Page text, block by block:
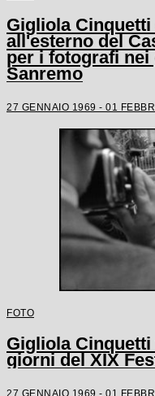
Gigliola
all'esterno del
per i fotografi nei
Sanremo
27 GENNAIO 1969 - 01
FOTO
Gigliola
giorni del XIX
27 GENNAIO 1969 - 01